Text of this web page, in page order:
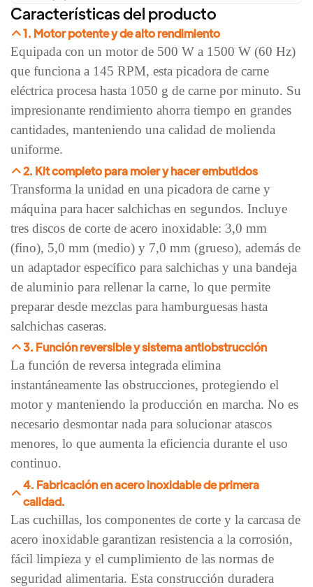
Características del producto
1. Motor potente y de alto rendimiento
Equipada con un motor de 500 W a 1500 W (60 Hz)
que funciona a 145 RPM, esta picadora de carne
eléctrica procesa hasta 1050 g de carne por minuto. Su
impresionante rendimiento ahorra tiempo en grandes
cantidades, manteniendo una calidad de molienda
uniforme.
2. Kit completo para moler y hacer embutidos
Transforma la unidad en una picadora de carne y
máquina para hacer salchichas en segundos. Incluye
tres discos de corte de acero inoxidable: 3,0 mm
(fino), 5,0 mm (medio) y 7,0 mm (grueso), además de
un adaptador específico para salchichas y una bandeja
de aluminio para rellenar la carne, lo que permite
preparar desde mezclas para hamburguesas hasta
salchichas caseras.
3. Función reversible y sistema antiobstrucción
La función de reversa integrada elimina
instantáneamente las obstrucciones, protegiendo el
motor y manteniendo la producción en marcha. No es
necesario desmontar nada para solucionar atascos
menores, lo que aumenta la eficiencia durante el uso
continuo.
4. Fabricación en acero inoxidable de primera
calidad.
Las cuchillas, los componentes de corte y la carcasa de
acero inoxidable garantizan resistencia a la corrosión,
fácil limpieza y el cumplimiento de las normas de
seguridad alimentaria. Esta construcción duradera